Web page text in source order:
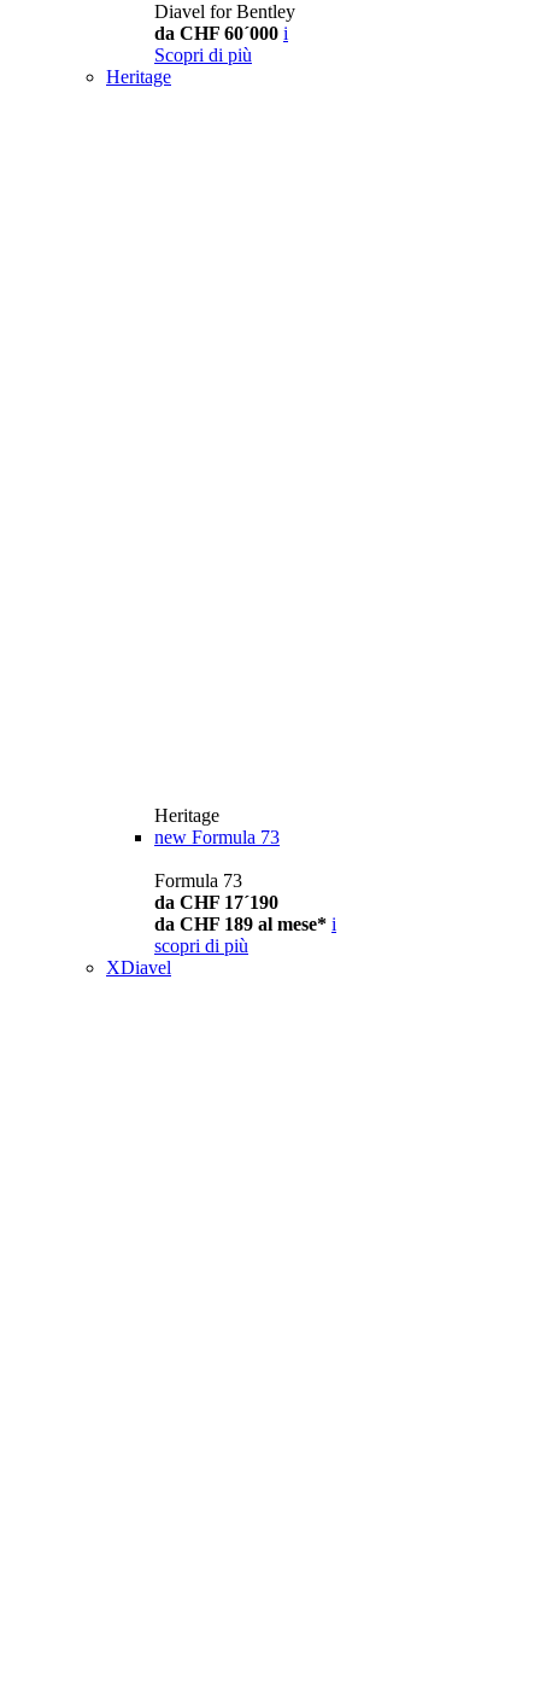
Diavel for Bentley
da CHF 60´000 i
Scopri di più
Heritage
Heritage
new Formula 73
Formula 73
da CHF 17´190
da CHF 189 al mese* i
scopri di più
XDiavel